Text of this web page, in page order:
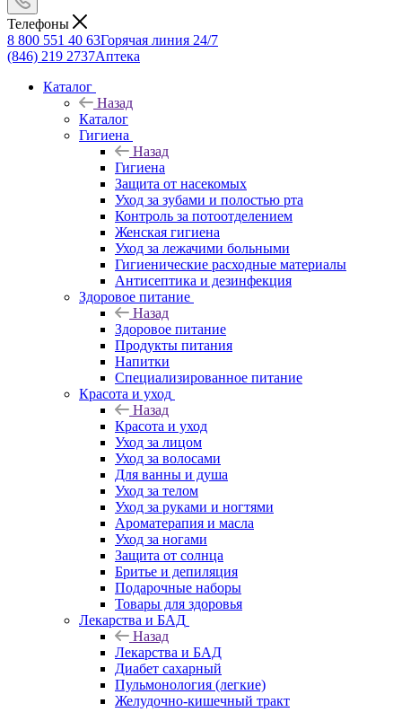
Телефоны
8 800 551 40 63Горячая линия 24/7
(846) 219 2737Аптека
Каталог
Назад
Каталог
Гигиена
Назад
Гигиена
Защита от насекомых
Уход за зубами и полостью рта
Контроль за потоотделением
Женская гигиена
Уход за лежачими больными
Гигиенические расходные материалы
Антисептика и дезинфекция
Здоровое питание
Назад
Здоровое питание
Продукты питания
Напитки
Специализированное питание
Красота и уход
Назад
Красота и уход
Уход за лицом
Уход за волосами
Для ванны и душа
Уход за телом
Уход за руками и ногтями
Ароматерапия и масла
Уход за ногами
Защита от солнца
Бритье и депиляция
Подарочные наборы
Товары для здоровья
Лекарства и БАД
Назад
Лекарства и БАД
Диабет сахарный
Пульмонология (легкие)
Желудочно-кишечный тракт